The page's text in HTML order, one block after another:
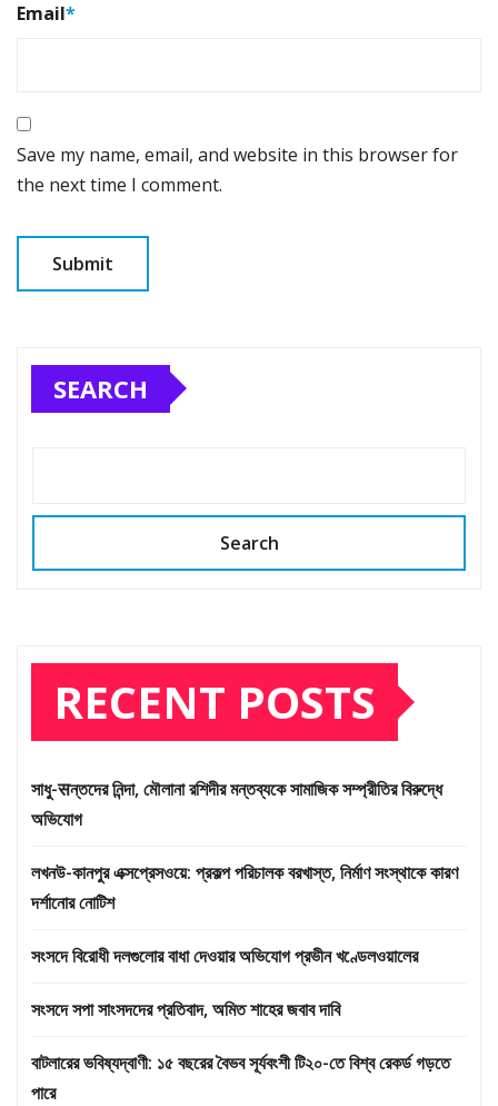
Email*
Save my name, email, and website in this browser for
the next time I comment.
SEARCH
Search
RECENT POSTS
সাধু-सন্তদের নিন্দা, মৌলানা রশিদীর মন্তব্যকে সামাজিক সম্প্রীতির বিরুদ্ধে
অভিযোগ
লখনউ-কানপুর এক্সপ্রেসওয়ে: প্রকল্প পরিচালক বরখাস্ত, নির্মাণ সংস্থাকে কারণ
দর্শানোর নোটিশ
সংসদে বিরোধী দলগুলোর বাধা দেওয়ার অভিযোগ প্রভীন খণ্ডেলওয়ালের
সংসদে সপা সাংসদদের প্রতিবাদ, অমিত শাহের জবাব দাবি
বাটলারের ভবিষ্যদ্বাণী: ১৫ বছরের বৈভব সূর্যবংশী টি২০-তে বিশ্ব রেকর্ড গড়তে
পারে